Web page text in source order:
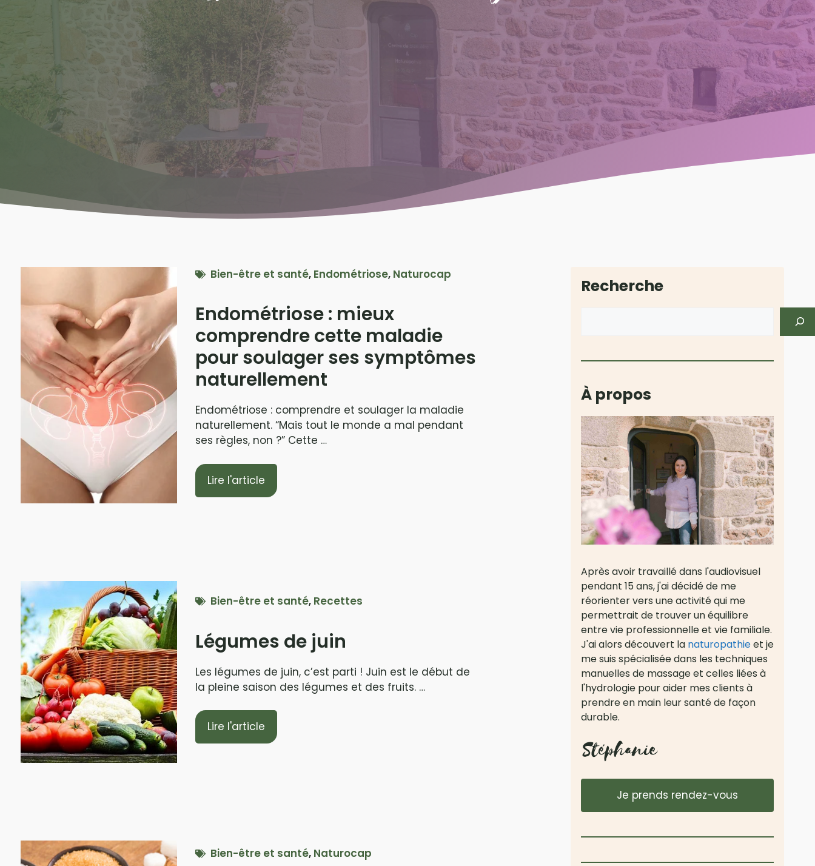
Bien-être et santé, Endométriose, Naturocap
Endométriose : mieux
comprendre cette maladie
pour soulager ses symptômes
naturellement
Endométriose : comprendre et soulager la maladie
naturellement. “Mais tout le monde a mal pendant
ses règles, non ?” Cette …
Lire l'article
Bien-être et santé, Recettes
Légumes de juin
Les légumes de juin, c’est parti ! Juin est le début de
la pleine saison des légumes et des fruits. …
Lire l'article
Bien-être et santé, Naturocap
Recherche
À propos
Après avoir travaillé dans l'audiovisuel
pendant 15 ans, j'ai décidé de me
réorienter vers une activité qui me
permettrait de trouver un équilibre
entre vie professionnelle et vie familiale.
J'ai alors découvert la naturopathieet je
me suis spécialisée dans les techniques
manuelles de massage et celles liées à
l'hydrologie pour aider mes clients à
prendre en main leur santé de façon
durable.
Je prends rendez-vous